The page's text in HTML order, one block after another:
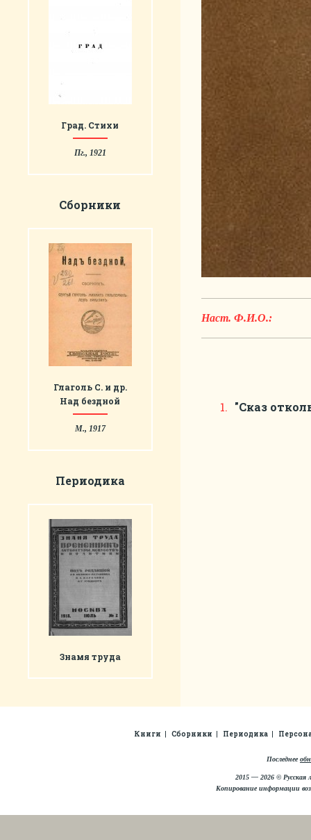
Град. Стихи
Пг., 1921
Сборники
Глаголь С. и др.
Над бездной
М., 1917
Периодика
Знамя труда
Наст. Ф.И.О.:
"Сказ
Книги Сборники Периодика
Последнее
2015 — 2026 © Русская
Копирование информации